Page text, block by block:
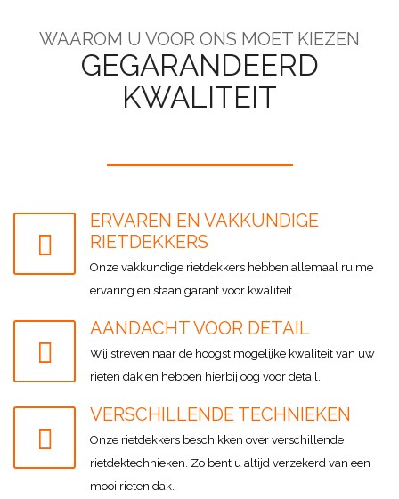
WAAROM U VOOR ONS MOET KIEZEN
GEGARANDEERD
KWALITEIT
ERVAREN EN VAKKUNDIGE
RIETDEKKERS
Onze vakkundige rietdekkers hebben allemaal ruime
ervaring en staan garant voor kwaliteit.
AANDACHT VOOR DETAIL
Wij streven naar de hoogst mogelijke kwaliteit van uw
rieten dak en hebben hierbij oog voor detail.
VERSCHILLENDE TECHNIEKEN
Onze rietdekkers beschikken over verschillende
rietdektechnieken. Zo bent u altijd verzekerd van een
mooi rieten dak.